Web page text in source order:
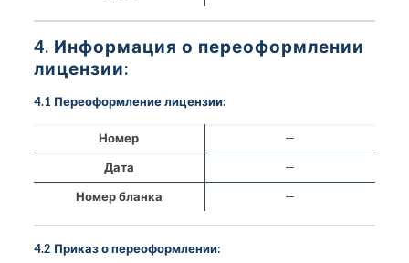
4. Информация о переоформлении
лицензии:
4.1 Переоформление лицензии:
Номер
—
Дата
—
Номер бланка
—
4.2 Приказ о переоформлении: